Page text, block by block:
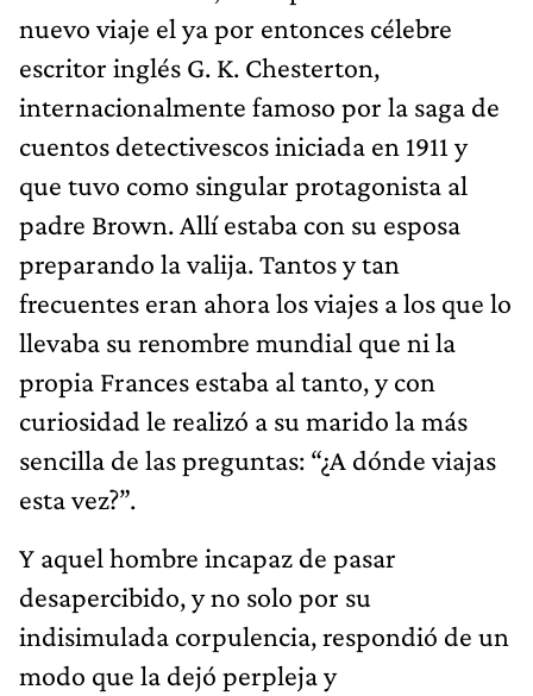
nuevo viaje el ya por entonces célebre
escritor inglés G. K. Chesterton,
internacionalmente famoso por la saga de
cuentos detectivescos iniciada en 1911 y
que tuvo como singular protagonista al
padre Brown. Allí estaba con su esposa
preparando la valija. Tantos y tan
frecuentes eran ahora los viajes a los que lo
llevaba su renombre mundial que ni la
propia Frances estaba al tanto, y con
curiosidad le realizó a su marido la más
sencilla de las preguntas: “¿A dónde viajas
esta vez?”.
Y aquel hombre incapaz de pasar
desapercibido, y no solo por su
indisimulada corpulencia, respondió de un
modo que la dejó perpleja y